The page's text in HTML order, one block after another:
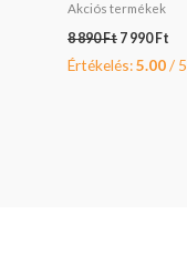
Akciós termékek
8 890Ft 7 990 Ft
Értékelés:5.00/ 5